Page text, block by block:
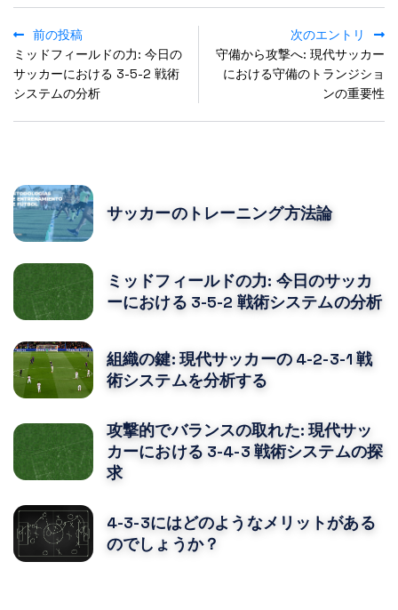
前の投稿
ミッドフィールドの力: 今日の
サッカーにおける 3-5-2 戦術
システムの分析
次のエントリ
守備から攻撃へ: 現代サッカー
における守備のトランジショ
ンの重要性
サッカーのトレーニング方法論
ミッドフィールドの力: 今日のサッカ
ーにおける 3-5-2 戦術システムの分析
組織の鍵: 現代サッカーの 4-2-3-1 戦
術システムを分析する
攻撃的でバランスの取れた: 現代サッ
カーにおける 3-4-3 戦術システムの探
求
4-3-3にはどのようなメリットがある
のでしょうか？